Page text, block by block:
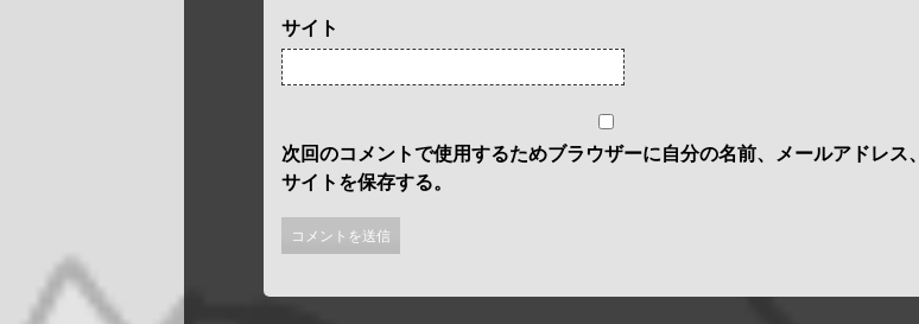
サイト
次回のコメントで使用するためブラウザーに自分の名前、メールアドレス、
サイトを保存する。